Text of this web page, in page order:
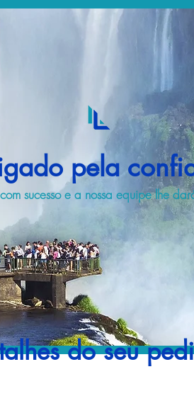
pela
sucesso e a nossa equipe lhe
do seu